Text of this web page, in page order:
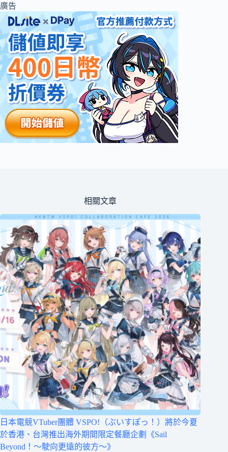
廣告
相關文章
日本電競VTuber團體 VSPO!（ぶいすぽっ！）將於今夏
於香港、台灣推出海外期間限定餐廳企劃《Sail
Beyond！～駛向更遠的彼方～》